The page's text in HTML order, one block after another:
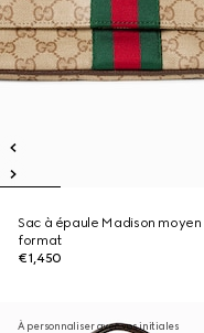
Sac à épaule Madison moyen
format
€1,450
À personnaliser avec vos initiales